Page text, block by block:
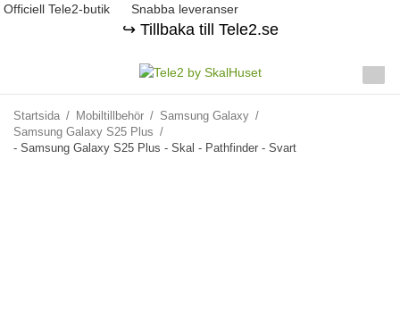
Officiell Tele2-butik Snabba leveranser
↪️ Tillbaka till Tele2.se
Startsida / Mobiltillbehör / Samsung Galaxy /
Samsung Galaxy S25 Plus /
- Samsung Galaxy S25 Plus - Skal - Pathfinder - Svart